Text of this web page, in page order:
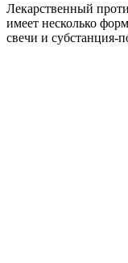
Лекарственный
имеет несколько
свечи и субстанция-